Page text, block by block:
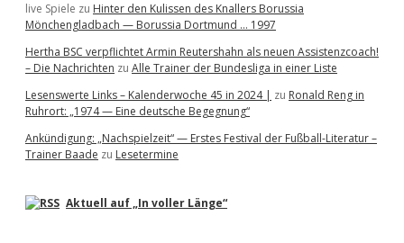
live Spiele zu Hinter den Kulissen des Knallers Borussia
Mönchengladbach — Borussia Dortmund … 1997
Hertha BSC verpflichtet Armin Reutershahn als neuen Assistenzcoach!
– Die Nachrichten zu Alle Trainer der Bundesliga in einer Liste
Lesenswerte Links – Kalenderwoche 45 in 2024 | zu Ronald Reng in
Ruhrort: „1974 — Eine deutsche Begegnung“
Ankündigung: „Nachspielzeit“ — Erstes Festival der Fußball-Literatur –
Trainer Baade zu Lesetermine
Aktuell auf „In voller Länge“